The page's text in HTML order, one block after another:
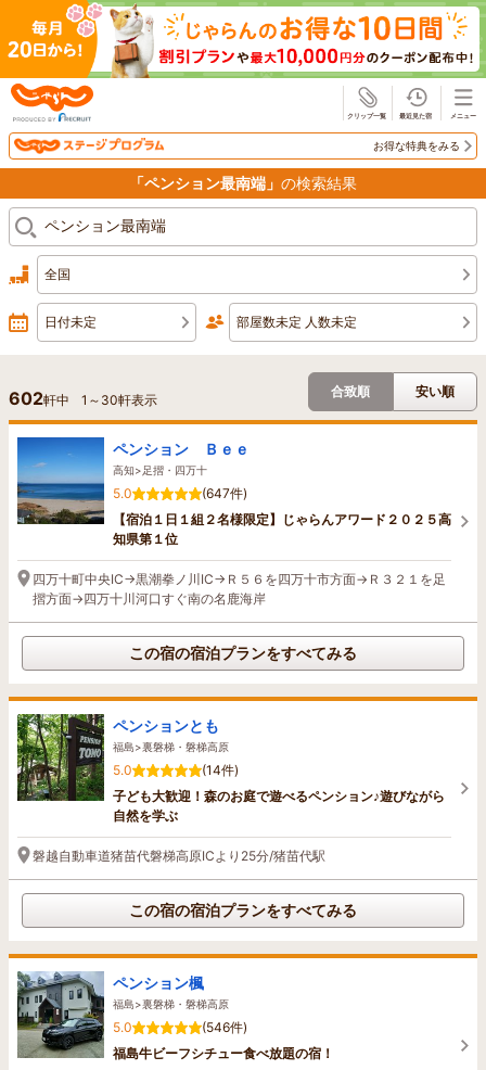
お得な特典をみる
「ペンション最南端」 の検索結果
全国
日付未定 部屋数未定 人数未定
602軒中 1 ～ 30軒表示
合致順 安い順
ペンション Ｂｅｅ
高知>足摺・四万十
5.0
(647件)
【宿泊１日１組２名様限定】じゃらんアワード２０２５高
知県第１位
四万十町中央IC→黒潮拳ノ川IC→Ｒ５６を四万十市方面→Ｒ３２１を足
摺方面→四万十川河口すぐ南の名鹿海岸
この宿の宿泊プランをすべてみる
ペンションとも
福島>裏磐梯・磐梯高原
5.0
(14件)
子ども大歓迎！森のお庭で遊べるペンション♪遊びながら
自然を学ぶ
磐越自動車道猪苗代磐梯高原ICより25分/猪苗代駅
この宿の宿泊プランをすべてみる
ペンション楓
福島>裏磐梯・磐梯高原
5.0
(546件)
福島牛ビーフシチュー食べ放題の宿！